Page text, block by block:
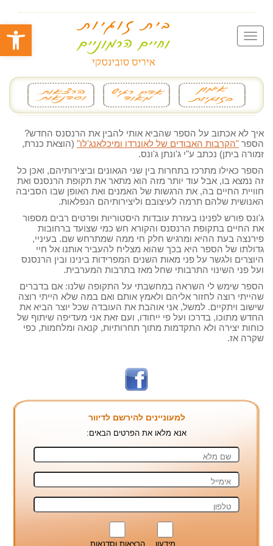
פתח
איך לא אכתוב על הספר שהביא אותי להבין את הרנסנס החדש?
הספר "הקרבות האבודים של לאונרדו ומיכלאנג'לו" (הוצאת כנרת,
זמורה ביתן) נכתב ע"י ג'ונתן ג'ונס.
הספר כאילו מתרכז בתחרות בין שני הגאונים וביצירותיהם, ואכן כל
זה נמצא בו, אבל עוד יותר מזה הוא מתאר את תקופת הרנסנס ואת
חוויית החיים בה, את הרגשות של האמנים ואת האופן שבו הסביבה
האנושית שלהם תרמה לעיצובם וליצירותיהם הנפלאות.
ג'ונס פורש לפנינו בעזרת עובדות היסטוריות ופרטים רבים מספור
את החיים בתקופת הרנסנס והקורא חש כמי שצועד ברחובות
פירנצה בעת ההיא ומרגיש חלק חי ממה שמתרחש שם. בעיניי,
גדולתו של הספר היא בכך שהוא מצליח להעביר אותנו אל חיי
היוצרים ולגשר על פני מאות השנים המפרידות בינינו ובין הרנסנס
ועל פני השינוי התרבותי שחל מאז בתרבות המערבית.
הספר שימש לי השראה במחשבתי על התקופה שלנו: אם בדברים
שהייתי רוצה לחזור אליהם ולאמץ אותם ואם במה שלא הייתי רוצה
שישוב ויתקיים. למשל, אני אוהבת את העובדה שכל יוצר הביא את
החדש מתוכו, בדרכו ועל פי ייחודו, ועם זאת אני מעדיפה שיתוף של
כוחות יצירה ולא התקדמות מתוך תחרותיות, קנאה ומלחמות, כפי
שקרה אז.
למעוניינים להירשם לדיוור
אנא מלאו את הפרטים הבאים:
מידעון הרצאות וסדנאות